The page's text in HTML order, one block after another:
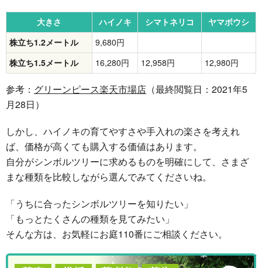
大きさ ハイノキ シマトネリコ
ヤマボウシ
株立ち1.2メートル
9,680円
株立ち1.5メートル
16,280円 12,958円 12,980円
参考： グリーンピース楽天市場店 （最終閲覧日：2021年5
月28日）
しかし、ハイノキの育てやすさや手入れの楽さを考えれ
ば、価格が高くても購入する価値はあります。
自分がシンボルツリーに求めるものを明確にして、さまざ
まな種類を比較しながら選んでみてくださいね。
「うちに合ったシンボルツリーを知りたい」
「もっとたくさんの種類を見てみたい」
そんな方は、お気軽にお庭110番にご相談ください。